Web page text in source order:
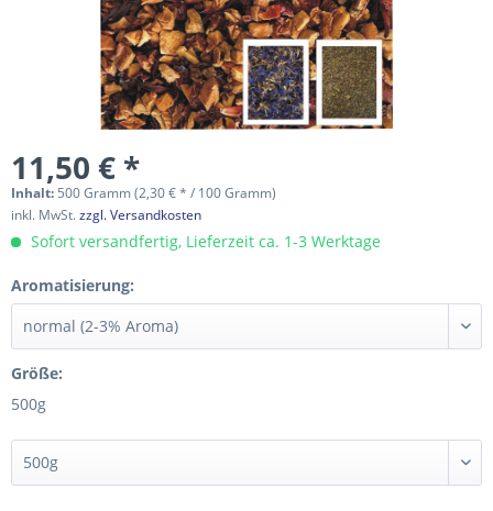
11,50 € *
Inhalt: 500 Gramm (2,30 € * / 100 Gramm)
inkl. MwSt.zzgl. Versandkosten
Sofort versandfertig, Lieferzeit ca. 1-3 Werktage
Aromatisierung:
Größe:
500g